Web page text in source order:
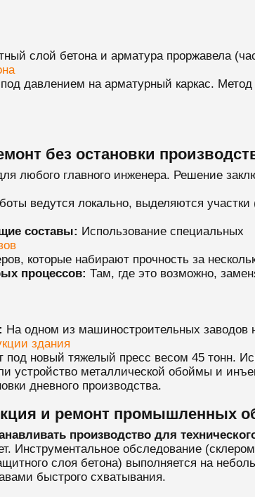
слой бетона и арматура проржавела
давлением на арматурный каркас.
без остановки
любого главного инженера. Решение
ведутся локально, выделяются
составы: Использование специальных
которые набирают прочность за
процессов: Там, где это возможно,
На одном из машиностроительных заводов
здания
новый тяжелый пресс весом 45 тонн.
устройство металлической обоймы и
дневного производства.
и ремонт промышленных
производство для
Инструментальное обследование
слоя бетона) выполняется на
быстрого схватывания.